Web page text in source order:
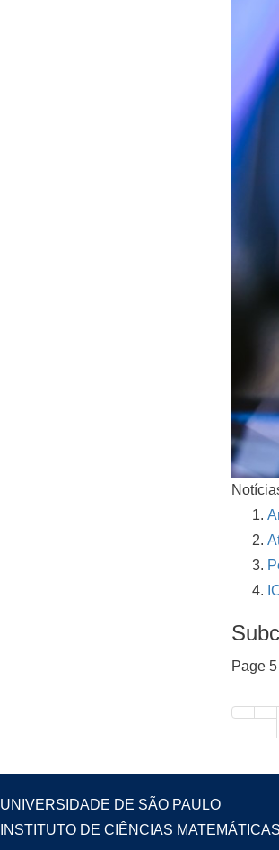
Page
UNIVERSIDADE DE SÃO PAULO
INSTITUTO DE CIÊNCIAS